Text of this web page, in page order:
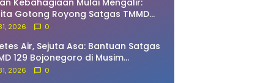
Kebahagiaan Mulai Mengalir:
Gotong Royong Satgas TMMD
Bojonegoro dan Warga Bekatul
2026 0
Air, Sejuta Asa: Bantuan Satgas
129 Bojonegoro di Musim
2026 0